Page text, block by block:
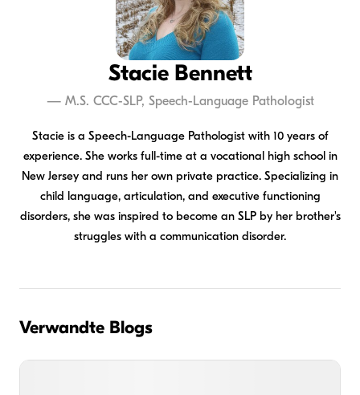
Stacie Bennett
— M.S. CCC-SLP, Speech-Language Pathologist
Stacie is a Speech-Language Pathologist with 10 years of
experience. She works full-time at a vocational high school in
New Jersey and runs her own private practice. Specializing in
child language, articulation, and executive functioning
disorders, she was inspired to become an SLP by her brother's
struggles with a communication disorder.
Verwandte Blogs